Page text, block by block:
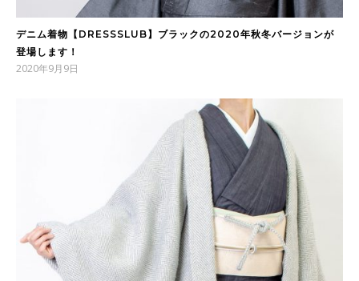
デニム着物【DRESSSLUB】ブラックの2020年秋冬バージョンが
登場します！
2020年9月9日